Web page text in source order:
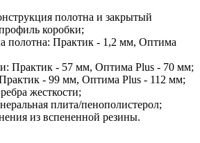
полотна и закрытый
коробки;
полотна: Практик - 1,2 мм, Оптима
Практик - 57 мм, Оптима Plus - 70 мм;
- 99 мм, Оптима Plus - 112 мм;
жесткости;
плита/пенополистерол;
из вспененной резины.